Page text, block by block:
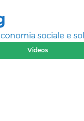
sociale e
Videos